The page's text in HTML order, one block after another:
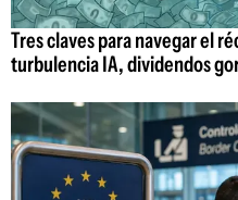
Tres claves para navegar el
turbulencia IA, dividendos